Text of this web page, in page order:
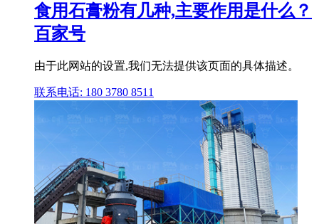
食用石膏粉有几种,主要作用是什么？
百家号
由于此网站的设置,我们无法提供该页面的具体描述。
联系电话: 180 3780 8511